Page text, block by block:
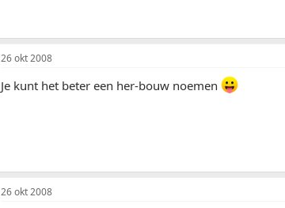
26 okt 2008
Je kunt het beter een her-bouw noemen
26 okt 2008